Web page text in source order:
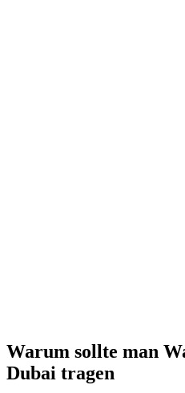
Warum sollte man
Dubai tragen